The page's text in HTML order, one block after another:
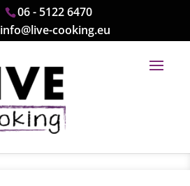
06 - 5122 6470
info@live-cooking.eu